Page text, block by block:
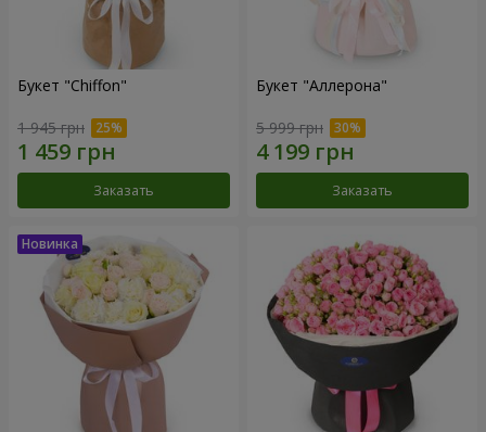
Букет "Chiffon"
1 945 грн
Заказать
Букет "Аллерона"
5 999 грн
Заказать